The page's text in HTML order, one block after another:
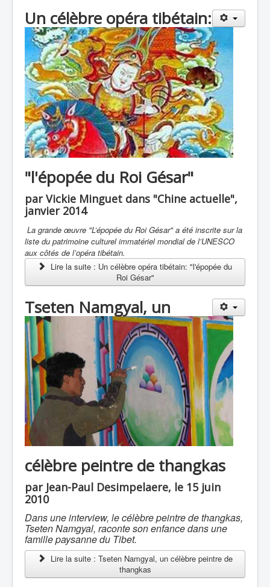
Un célèbre opéra tibétain:
"l'épopée du Roi Gésar"
par Vickie Minguet dans "Chine actuelle",
janvier 2014
La grande œuvre "L’épopée du Roi Gésar" a été inscrite sur la
liste du patrimoine culturel immatériel mondial de l’UNESCO
aux côtés de l’opéra tibétain.
Lire la suite : Un célèbre opéra tibétain: "l'épopée du
Roi Gésar"
Tseten Namgyal, un
célèbre peintre de thangkas
par Jean-Paul Desimpelaere, le 15 juin
2010
Dans une interview, le célèbre peintre de thangkas,
Tseten Namgyal, raconte son enfance dans une
famille paysanne du Tibet.
Lire la suite : Tseten Namgyal, un célèbre peintre de
thangkas